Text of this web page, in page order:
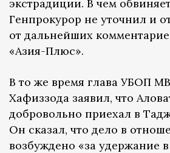
экстрадиции. В чем
Генпрокурор не уточнил и
от дальнейших
«Азия-Плюс».
В то же время глава УБОП
Хафиззода заявил, что
добровольно приехал в
Он сказал, что дело в
возбуждено «за удержание